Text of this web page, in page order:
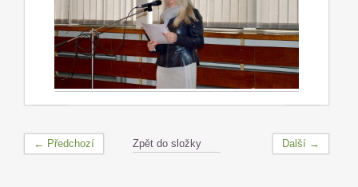
← Předchozí Další →
Zpět do složky